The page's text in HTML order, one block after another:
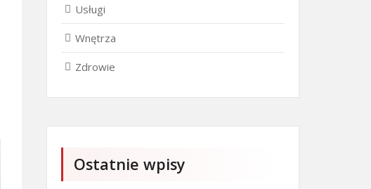
Usługi
Wnętrza
Zdrowie
Ostatnie wpisy